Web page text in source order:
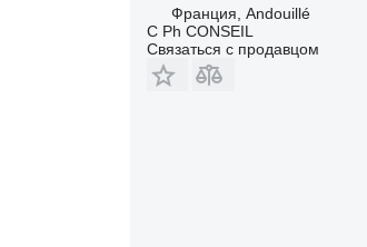
Франция, Andouillé
C Ph CONSEIL
Связаться с продавцом